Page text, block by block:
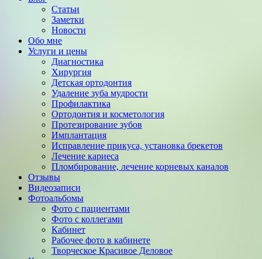
Статьи
Заметки
Новости
Обо мне
Услуги и цены
Диагностика
Хирургия
Детская ортодонтия
Удаление зуба мудрости
Профилактика
Ортодонтия и косметология
Протезирование зубов
Имплантация
Исправление прикуса, установка брекетов
Лечение кариеса
Пломбирование, лечение корневых каналов
Отзывы
Видеозаписи
Фотоальбомы
Фото с пациентами
Фото с коллегами
Кабинет
Рабочее фото в кабинете
Творческое Красивое Деловое